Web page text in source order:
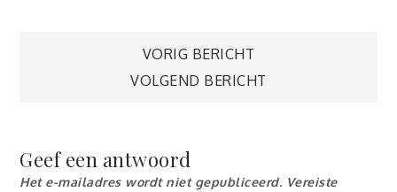
Berichtnavigatie
VORIG BERICHT
VOLGEND BERICHT
Geef een antwoord
Het e-mailadres wordt niet gepubliceerd. Vereiste